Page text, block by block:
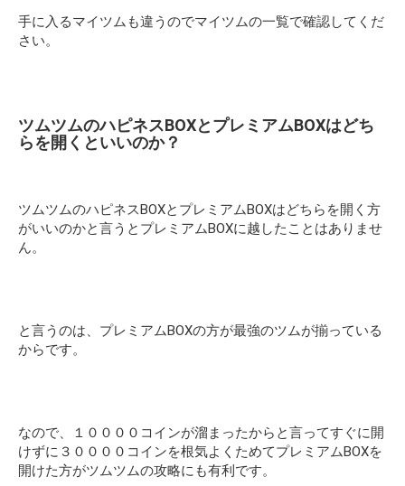
手に入るマイツムも違うのでマイツムの一覧で確認してくだ
さい。
ツムツムのハピネスBOXとプレミアムBOXはどち
らを開くといいのか？
ツムツムのハピネスBOXとプレミアムBOXはどちらを開く方
がいいのかと言うとプレミアムBOXに越したことはありませ
ん。
と言うのは、プレミアムBOXの方が最強のツムが揃っている
からです。
なので、１００００コインが溜まったからと言ってすぐに開
けずに３００００コインを根気よくためてプレミアムBOXを
開けた方がツムツムの攻略にも有利です。